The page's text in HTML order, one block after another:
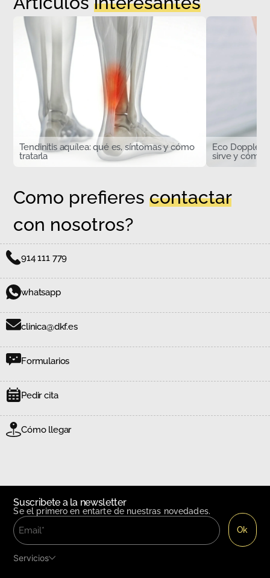
Tendinitis aquílea: qué es, síntomas y cómo
tratarla
Eco Doppler
sirve y cómo
Como prefierescontactar
con nosotros?
914 111 779
whatsapp
clinica@dkf.es
Formularios
Pedir cita
Cómo llegar
Suscribete a la newsletter
Se el primero en entarte de nuestras novedades.
Servicios